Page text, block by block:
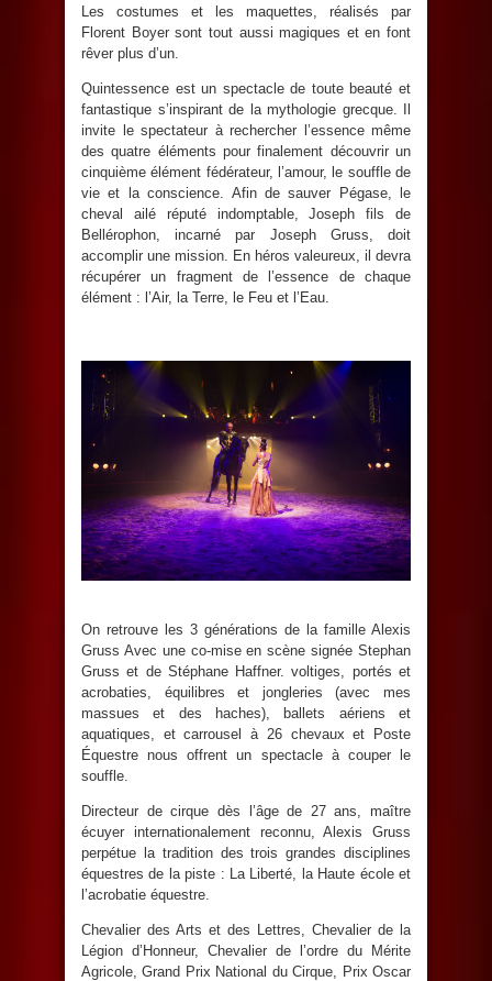
Les costumes et les maquettes, réalisés par
Florent Boyer sont tout aussi magiques et en font
rêver plus d’un.
Quintessence est un spectacle de toute beauté et
fantastique s’inspirant de la mythologie grecque. Il
invite le spectateur à rechercher l’essence même
des quatre éléments pour finalement découvrir un
cinquième élément fédérateur, l’amour, le souffle de
vie et la conscience. Afin de sauver Pégase, le
cheval ailé réputé indomptable, Joseph fils de
Bellérophon, incarné par Joseph Gruss, doit
accomplir une mission. En héros valeureux, il devra
récupérer un fragment de l’essence de chaque
élément : l’Air, la Terre, le Feu et l’Eau.
On retrouve les 3 générations de la famille Alexis
Gruss Avec une co-mise en scène signée Stephan
Gruss et de Stéphane Haffner. voltiges, portés et
acrobaties, équilibres et jongleries (avec mes
massues et des haches), ballets aériens et
aquatiques, et carrousel à 26 chevaux et Poste
Équestre nous offrent un spectacle à couper le
souffle.
Directeur de cirque dès l’âge de 27 ans, maître
écuyer internationalement reconnu, Alexis Gruss
perpétue la tradition des trois grandes disciplines
équestres de la piste : La Liberté, la Haute école et
l’acrobatie équestre.
Chevalier des Arts et des Lettres, Chevalier de la
Légion d’Honneur, Chevalier de l’ordre du Mérite
Agricole, Grand Prix National du Cirque, Prix Oscar